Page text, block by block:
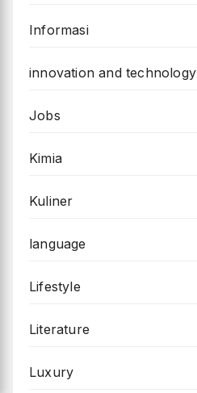
Informasi
innovation and technology
Jobs
Kimia
Kuliner
language
Lifestyle
Literature
Luxury